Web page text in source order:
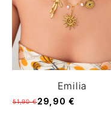
Emilia
51,90 €29,90 €